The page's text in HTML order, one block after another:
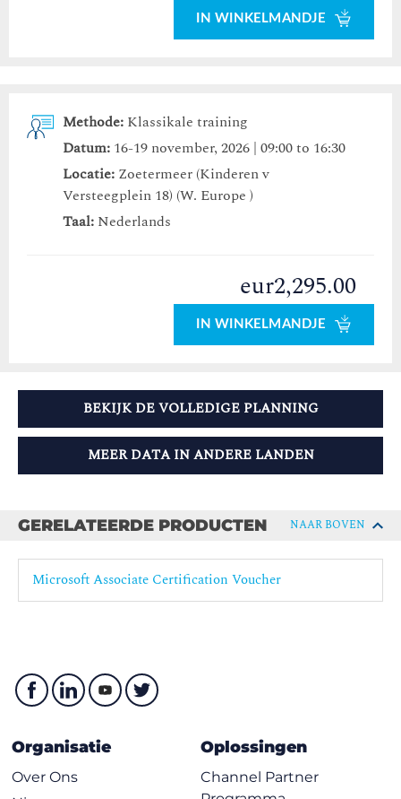
IN WINKELMANDJE
Methode: Klassikale training
Datum: 16-19 november, 2026 | 09:00 to 16:30
Locatie: Zoetermeer (Kinderen v
Versteegplein 18) (W. Europe )
Taal: Nederlands
eur2,295.00
IN WINKELMANDJE
BEKIJK DE VOLLEDIGE PLANNING
MEER DATA IN ANDERE LANDEN
GERELATEERDE PRODUCTEN NAAR BOVEN
Microsoft Associate Certification Voucher
Organisatie
Over Ons
Oplossingen
Channel Partner